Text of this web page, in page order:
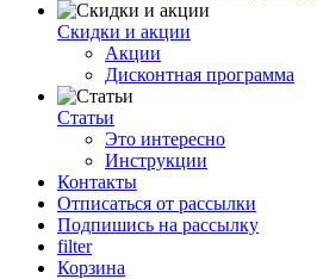
Скидки и акции
Акции
Дисконтная программа
Статьи
Это интересно
Инструкции
Контакты
Отписаться от рассылки
Подпишись на рассылку
filter
Корзина